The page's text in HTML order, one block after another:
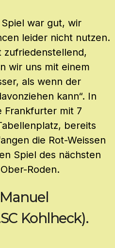
Spiel war gut, wir
leider nicht nutzen.
zufriedenstellend,
wir uns mit einem
als wenn der
kann“. In
Frankfurter mit 7
bereits
die Rot-Weissen
Spiel des nächsten
Roden.
Kohlheck).